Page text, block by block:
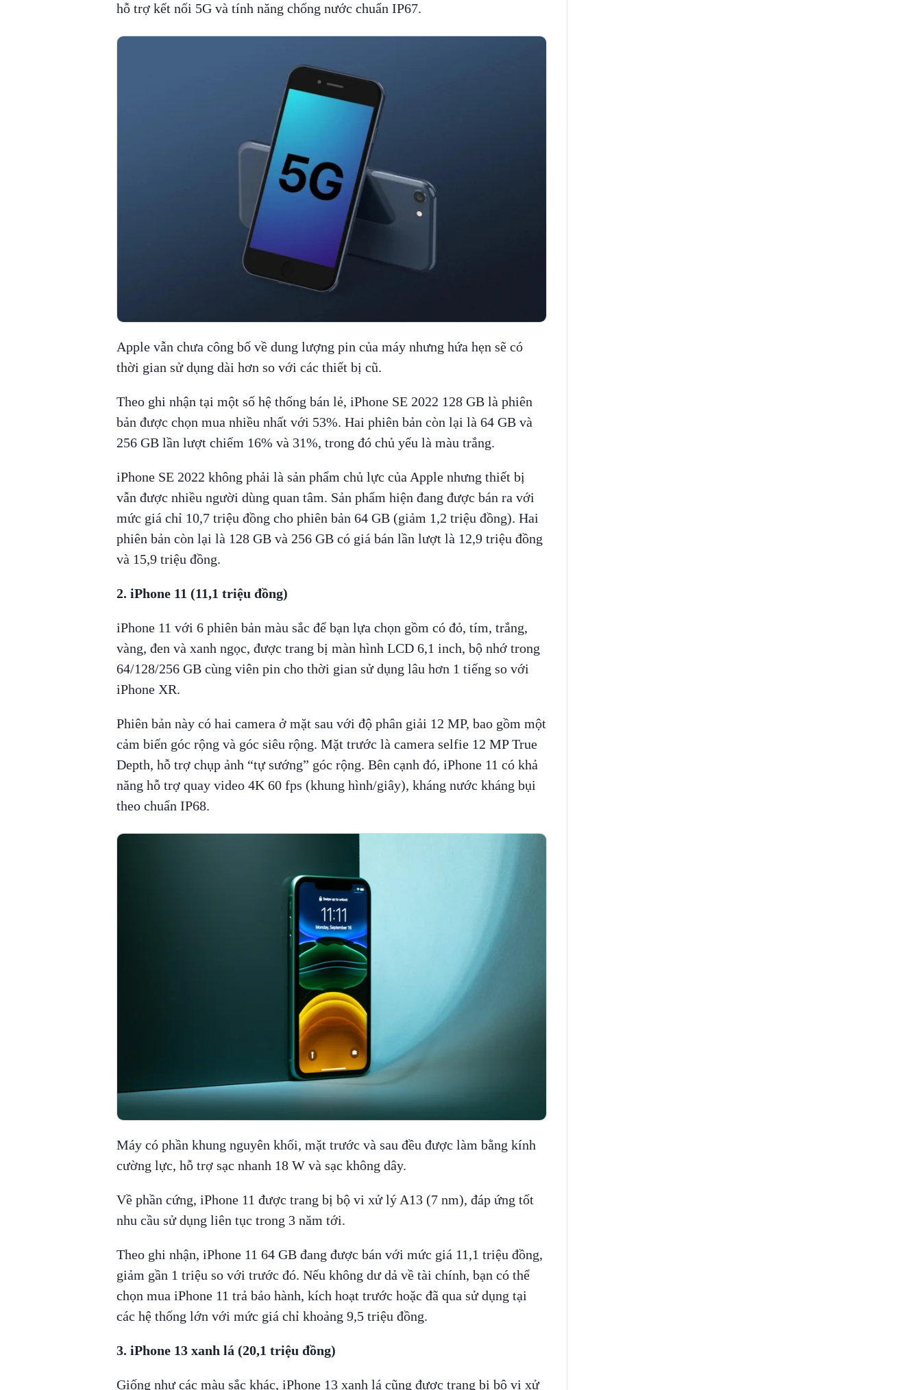
hỗ trợ kết nối 5G và tính năng chống nước chuẩn IP67.
Apple vẫn chưa công bố về dung lượng pin của máy nhưng hứa hẹn sẽ có
thời gian sử dụng dài hơn so với các thiết bị cũ.
Theo ghi nhận tại một số hệ thống bán lẻ, iPhone SE 2022 128 GB là phiên
bản được chọn mua nhiều nhất với 53%. Hai phiên bản còn lại là 64 GB và
256 GB lần lượt chiếm 16% và 31%, trong đó chủ yếu là màu trắng.
iPhone SE 2022 không phải là sản phẩm chủ lực của Apple nhưng thiết bị
vẫn được nhiều người dùng quan tâm. Sản phẩm hiện đang được bán ra với
mức giá chỉ 10,7 triệu đồng cho phiên bản 64 GB (giảm 1,2 triệu đồng). Hai
phiên bản còn lại là 128 GB và 256 GB có giá bán lần lượt là 12,9 triệu đồng
và 15,9 triệu đồng.
2. iPhone 11 (11,1 triệu đồng)
iPhone 11 với 6 phiên bản màu sắc để bạn lựa chọn gồm có đỏ, tím, trắng,
vàng, đen và xanh ngọc, được trang bị màn hình LCD 6,1 inch, bộ nhớ trong
64/128/256 GB cùng viên pin cho thời gian sử dụng lâu hơn 1 tiếng so với
iPhone XR.
Phiên bản này có hai camera ở mặt sau với độ phân giải 12 MP, bao gồm một
cảm biến góc rộng và góc siêu rộng. Mặt trước là camera selfie 12 MP True
Depth, hỗ trợ chụp ảnh “tự sướng” góc rộng. Bên cạnh đó, iPhone 11 có khả
năng hỗ trợ quay video 4K 60 fps (khung hình/giây), kháng nước kháng bụi
theo chuẩn IP68.
Máy có phần khung nguyên khối, mặt trước và sau đều được làm bằng kính
cường lực, hỗ trợ sạc nhanh 18 W và sạc không dây.
Về phần cứng, iPhone 11 được trang bị bộ vi xử lý A13 (7 nm), đáp ứng tốt
nhu cầu sử dụng liên tục trong 3 năm tới.
Theo ghi nhận, iPhone 11 64 GB đang được bán với mức giá 11,1 triệu đồng,
giảm gần 1 triệu so với trước đó. Nếu không dư dả về tài chính, bạn có thể
chọn mua iPhone 11 trả bảo hành, kích hoạt trước hoặc đã qua sử dụng tại
các hệ thống lớn với mức giá chỉ khoảng 9,5 triệu đồng.
3. iPhone 13 xanh lá (20,1 triệu đồng)
Giống như các màu sắc khác, iPhone 13 xanh lá cũng được trang bị bộ vi xử